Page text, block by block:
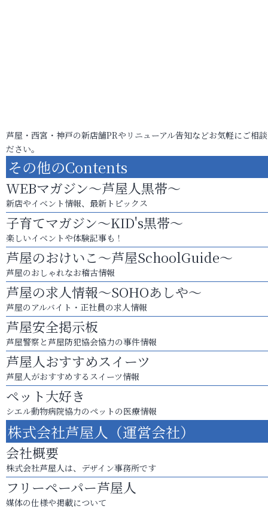
芦屋・西宮・神戸の新店舗PRやリニューアル告知などお気軽にご相
ださい。
その他のContents
WEBマガジン～芦屋人黒帯～
新店やイベント情報、最新トピックス
子育てマガジン～KID's黒帯～
楽しいイベントや体験記事も！
芦屋のおけいこ～芦屋SchoolGuide～
芦屋のおしゃれなお稽古情報
芦屋の求人情報～SOHOあしや～
芦屋のアルバイト・正社員の求人情報
芦屋安全掲示板
芦屋警察と芦屋防犯協会協力の事件情報
芦屋人おすすめスイーツ
芦屋人がおすすめするスイーツ情報
ペット大好き
シエル動物病院協力のペットの医療情報
株式会社芦屋人（運営会社）
会社概要
株式会社芦屋人は、デザイン事務所です
フリーペーパー芦屋人
媒体の仕様や掲載について